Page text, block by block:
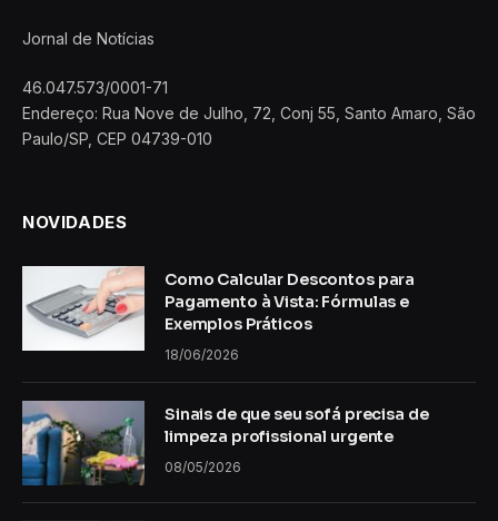
Jornal de Notícias
46.047.573/0001-71
Endereço: Rua Nove de Julho, 72, Conj 55, Santo Amaro, São
Paulo/SP, CEP 04739-010
NOVIDADES
Como Calcular Descontos para
Pagamento à Vista: Fórmulas e
Exemplos Práticos
18/06/2026
Sinais de que seu sofá precisa de
limpeza profissional urgente
08/05/2026